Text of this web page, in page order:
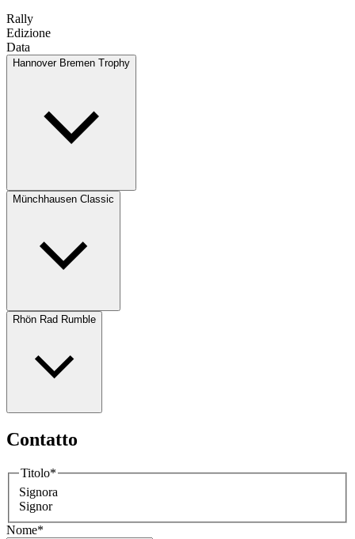
Rally
Edizione
Data
Hannover Bremen Trophy
Münchhausen Classic
Rhön Rad Rumble
Contatto
Titolo*
Signora
Signor
Nome*